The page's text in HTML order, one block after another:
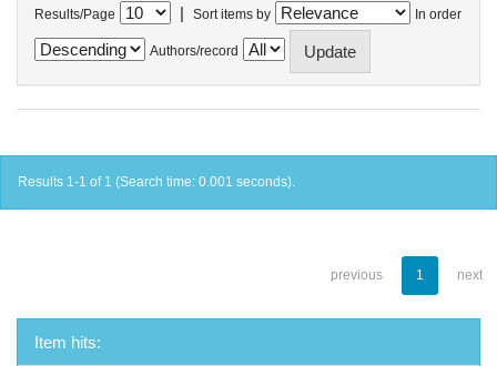
Results/Page | Sort items by In order
Authors/record
Results 1-1 of 1 (Search time: 0.001 seconds).
previous 1 next
Item hits: